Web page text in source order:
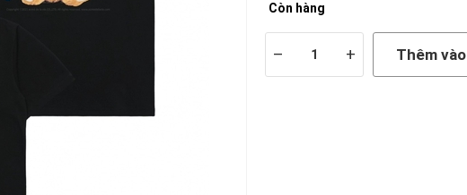
Còn hàng
– + Thêm